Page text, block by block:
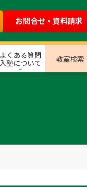
お問合せ・資料請求
よくある質問
入塾について
教室検索